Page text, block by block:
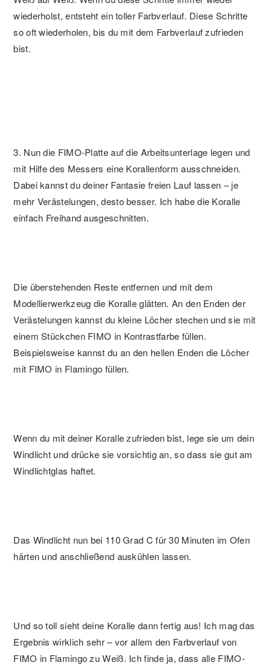
wiederholst, entsteht ein toller Farbverlauf. Diese Schritte
so oft wiederholen, bis du mit dem Farbverlauf zufrieden
bist.
3. Nun die FIMO-Platte auf die Arbeitsunterlage legen und
mit Hilfe des Messers eine Korallenform ausschneiden.
Dabei kannst du deiner Fantasie freien Lauf lassen – je
mehr Verästelungen, desto besser. Ich habe die Koralle
einfach Freihand ausgeschnitten.
Die überstehenden Reste entfernen und mit dem
Modellierwerkzeug die Koralle glätten. An den Enden der
Verästelungen kannst du kleine Löcher stechen und sie mit
einem Stückchen FIMO in Kontrastfarbe füllen.
Beispielsweise kannst du an den hellen Enden die Löcher
mit FIMO in Flamingo füllen.
Wenn du mit deiner Koralle zufrieden bist, lege sie um dein
Windlicht und drücke sie vorsichtig an, so dass sie gut am
Windlichtglas haftet.
Das Windlicht nun bei 110 Grad C für 30 Minuten im Ofen
härten und anschließend auskühlen lassen.
Und so toll sieht deine Koralle dann fertig aus! Ich mag das
Ergebnis wirklich sehr – vor allem den Farbverlauf von
FIMO in Flamingo zu Weiß. Ich finde ja, dass alle FIMO-